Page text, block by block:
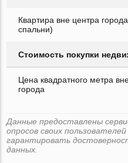
Квартира вне центра
спальни)
Стоимость покупки
Цена квадратного метра
города
Данные предоставлены
опросов своих
гарантировать
данных.